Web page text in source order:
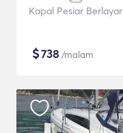
Kapal Pesiar Berlayar
$738 /malam